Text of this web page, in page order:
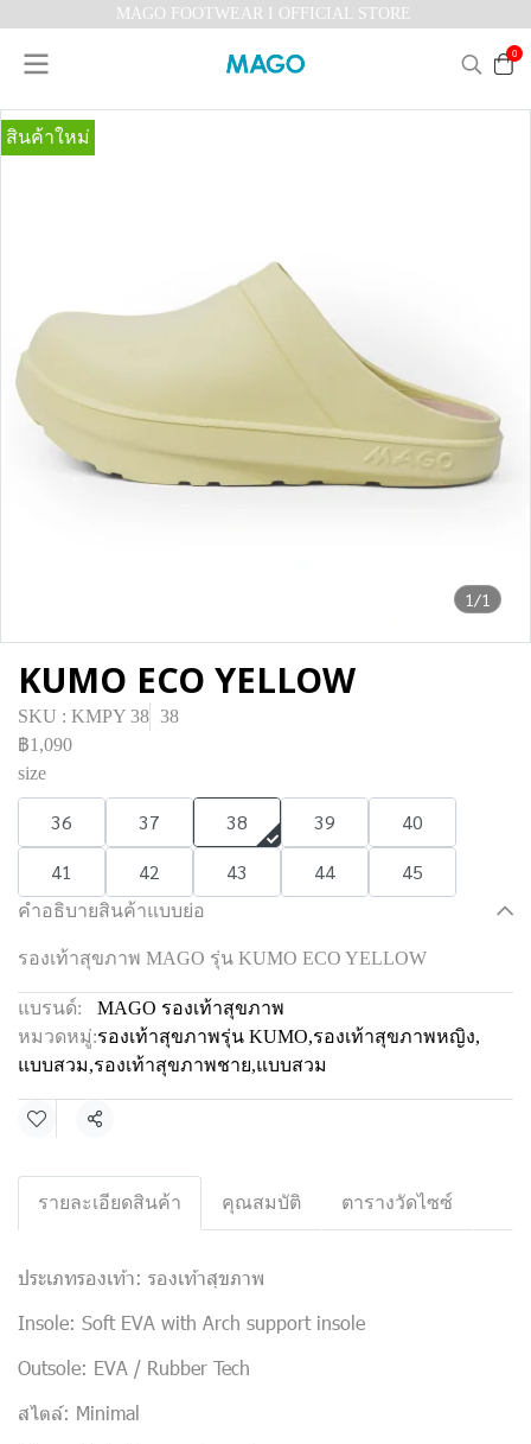
MAGO FOOTWEAR I OFFICIAL STORE
0
1/1
สินค้าใหม่
KUMO ECO YELLOW
SKU : KMPY 38 38
฿1,090
size
36 37 38 39
40
41
42 43 44 45
คำอธิบายสินค้าแบบย่อ
รองเท้าสุขภาพ MAGO รุ่น KUMO ECO YELLOW
แบรนด์:
MAGO รองเท้าสุขภาพ
หมวดหมู่:รองเท้าสุขภาพรุ่น KUMO,รองเท้าสุขภาพหญิง,
แบบสวม,รองเท้าสุขภาพชาย,แบบสวม
แชร์
รายละเอียดสินค้า คุณสมบัติ ตารางวัดไซซ์
ประเภทรองเท้า: รองเท้าสุขภาพ
Insole: Soft EVA with Arch support insole
Outsole: EVA / Rubber Tech
สไตล์: Minimal